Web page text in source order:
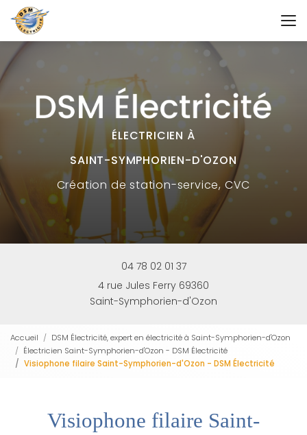
Aller
au
contenu
principal
ÉLECTRICIEN À
SAINT-SYMPHORIEN-D'OZON
Créationde station-service, CVC
04 78 02 01 37
4 rue Jules Ferry 69360
Saint-Symphorien-d'Ozon
Accueil
DSM Électricité, expert en électricité à Saint-Symphorien-d'Ozon
Électricien Saint-Symphorien-d'Ozon - DSM Électricité
Visiophone filaire Saint-Symphorien-d'Ozon - DSM Électricité
Visiophone filaire Saint-